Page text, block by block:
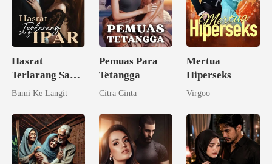
Hasrat
Terlarang Sang
Ipar
Bumi Ke Langit
Pemuas Para
Tetangga
Citra Cinta
Mertua
Hiperseks
Virgoo